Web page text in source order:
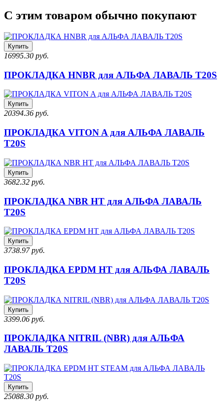
С этим товаром обычно покупают
Купить
16995.30 руб.
ПРОКЛАДКА HNBR для АЛЬФА ЛАВАЛЬ T20S
Купить
20394.36 руб.
ПРОКЛАДКА VITON A для АЛЬФА ЛАВАЛЬ
T20S
Купить
3682.32 руб.
ПРОКЛАДКА NBR HT для АЛЬФА ЛАВАЛЬ
T20S
Купить
3738.97 руб.
ПРОКЛАДКА EPDM HT для АЛЬФА ЛАВАЛЬ
T20S
Купить
3399.06 руб.
ПРОКЛАДКА NITRIL (NBR) для АЛЬФА
ЛАВАЛЬ T20S
Купить
25088.30 руб.